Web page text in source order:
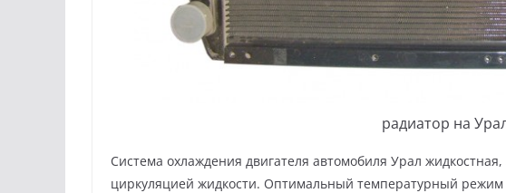
радиатор на
Система охлаждения двигателя автомобиля Урал
циркуляцией жидкости. Оптимальный температурный режим